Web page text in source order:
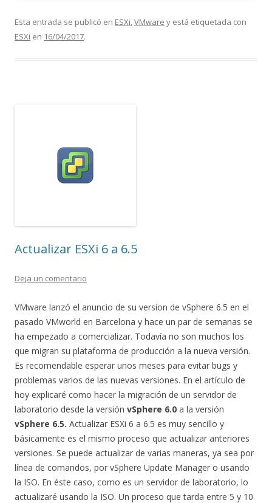
Esta entrada se publicó en ESXi,VMware y está etiquetada con
ESXi en 16/04/2017.
Actualizar ESXi 6 a 6.5
Deja un comentario
VMware lanzó el anuncio de su version de vSphere 6.5 en el
pasado VMworld en Barcelona y hace un par de semanas se
ha empezado a comercializar. Todavía no son muchos los
que migran su plataforma de producción a la nueva versión.
Es recomendable esperar unos meses para evitar bugs y
problemas varios de las nuevas versiones. En el artículo de
hoy explicaré como hacer la migración de un servidor de
laboratorio desde la versión vSphere 6.0 a la versión
vSphere 6.5. Actualizar ESXi 6 a 6.5 es muy sencillo y
básicamente es el mismo proceso que actualizar anteriores
versiones. Se puede actualizar de varias maneras, ya sea por
línea de comandos, por vSphere Update Manager o usando
la ISO. En éste caso, como es un servidor de laboratorio, lo
actualizaré usando la ISO. Un proceso que tarda entre 5 y 10